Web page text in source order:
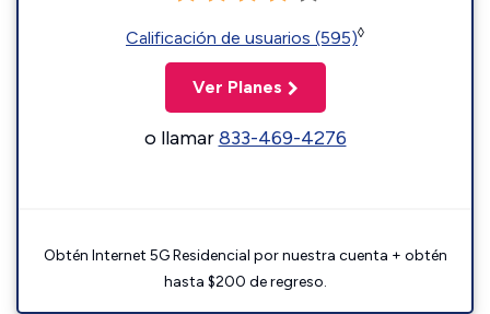
Calificación de usuarios (595)◊
Ver Planes
o llamar833-469-4276
Obtén Internet 5G Residencial por nuestra cuenta + obtén
hasta $200 de regreso.